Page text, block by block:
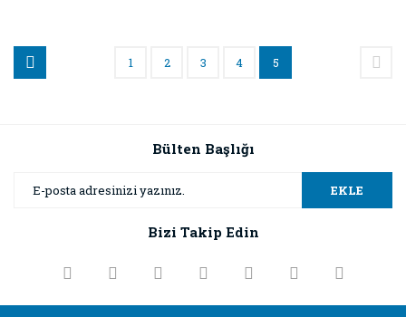
1 2 3 4 5
Bülten Başlığı
EKLE
Bizi Takip Edin